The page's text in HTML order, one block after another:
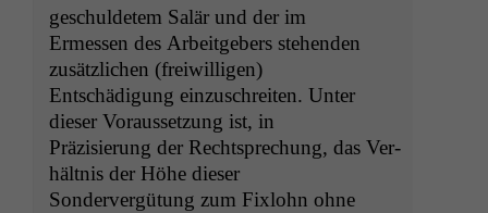
geschulde­tem Salär und der im
Ermessen des Arbeit­ge­bers ste­hen­den
zusät­zlichen (frei­willi­gen)
Entschädi­gung einzuschre­it­en. Unter
dieser Voraus­set­zung ist, in
Präzisierung der Recht­sprechung, das Ver­
hält­nis der Höhe dieser
Son­dervergü­tung zum Fixlohn ohne